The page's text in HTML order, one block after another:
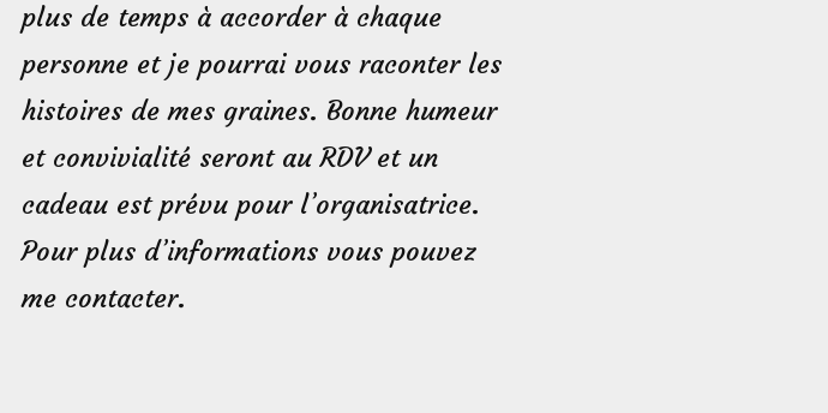
plus de temps à accorder à chaque
personne et je pourrai vous raconter les
histoires de mes graines. Bonne humeur
et convivialité seront au RDV et un
cadeau est prévu pour l’organisatrice.
Pour plus d’informations vous pouvez
me contacter.